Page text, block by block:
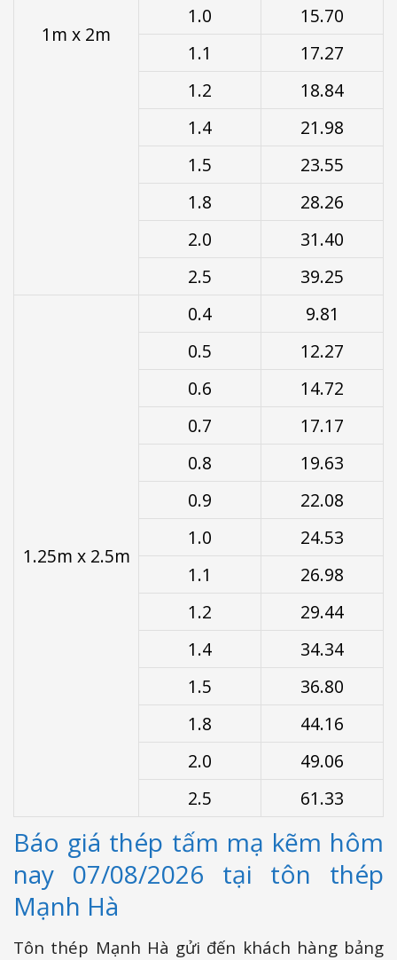
1m x 2m
1.0
15.70
1.1
17.27
1.2
18.84
1.4
21.98
1.5
23.55
1.8
28.26
2.0
31.40
2.5
39.25
1.25m x 2.5m
0.4
9.81
0.5
12.27
0.6
14.72
0.7
17.17
0.8
19.63
0.9
22.08
1.0
24.53
1.1
26.98
1.2
29.44
1.4
34.34
1.5
36.80
1.8
44.16
2.0
49.06
2.5
61.33
Báo giá thép tấm mạ kẽm hôm
nay 07/08/2026 tại tôn thép
Mạnh Hà
Tôn thép Mạnh Hà gửi đến khách hàng bảng